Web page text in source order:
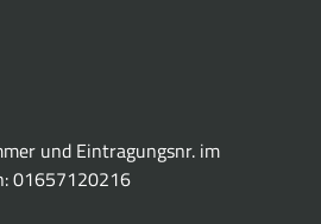
und Eintragungsnr. im
01657120216